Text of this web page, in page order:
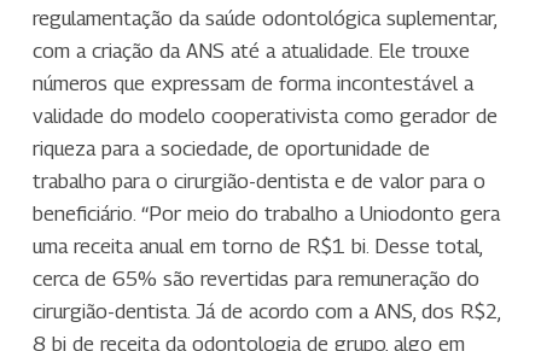
regulamentação da saúde odontológica suplementar,
com a criação da ANS até a atualidade. Ele trouxe
números que expressam de forma incontestável a
validade do modelo cooperativista como gerador de
riqueza para a sociedade, de oportunidade de
trabalho para o cirurgião-dentista e de valor para o
beneficiário. “Por meio do trabalho a Uniodonto gera
uma receita anual em torno de R$1 bi. Desse total,
cerca de 65% são revertidas para remuneração do
cirurgião-dentista. Já de acordo com a ANS, dos R$2,
8 bi de receita da odontologia de grupo, algo em